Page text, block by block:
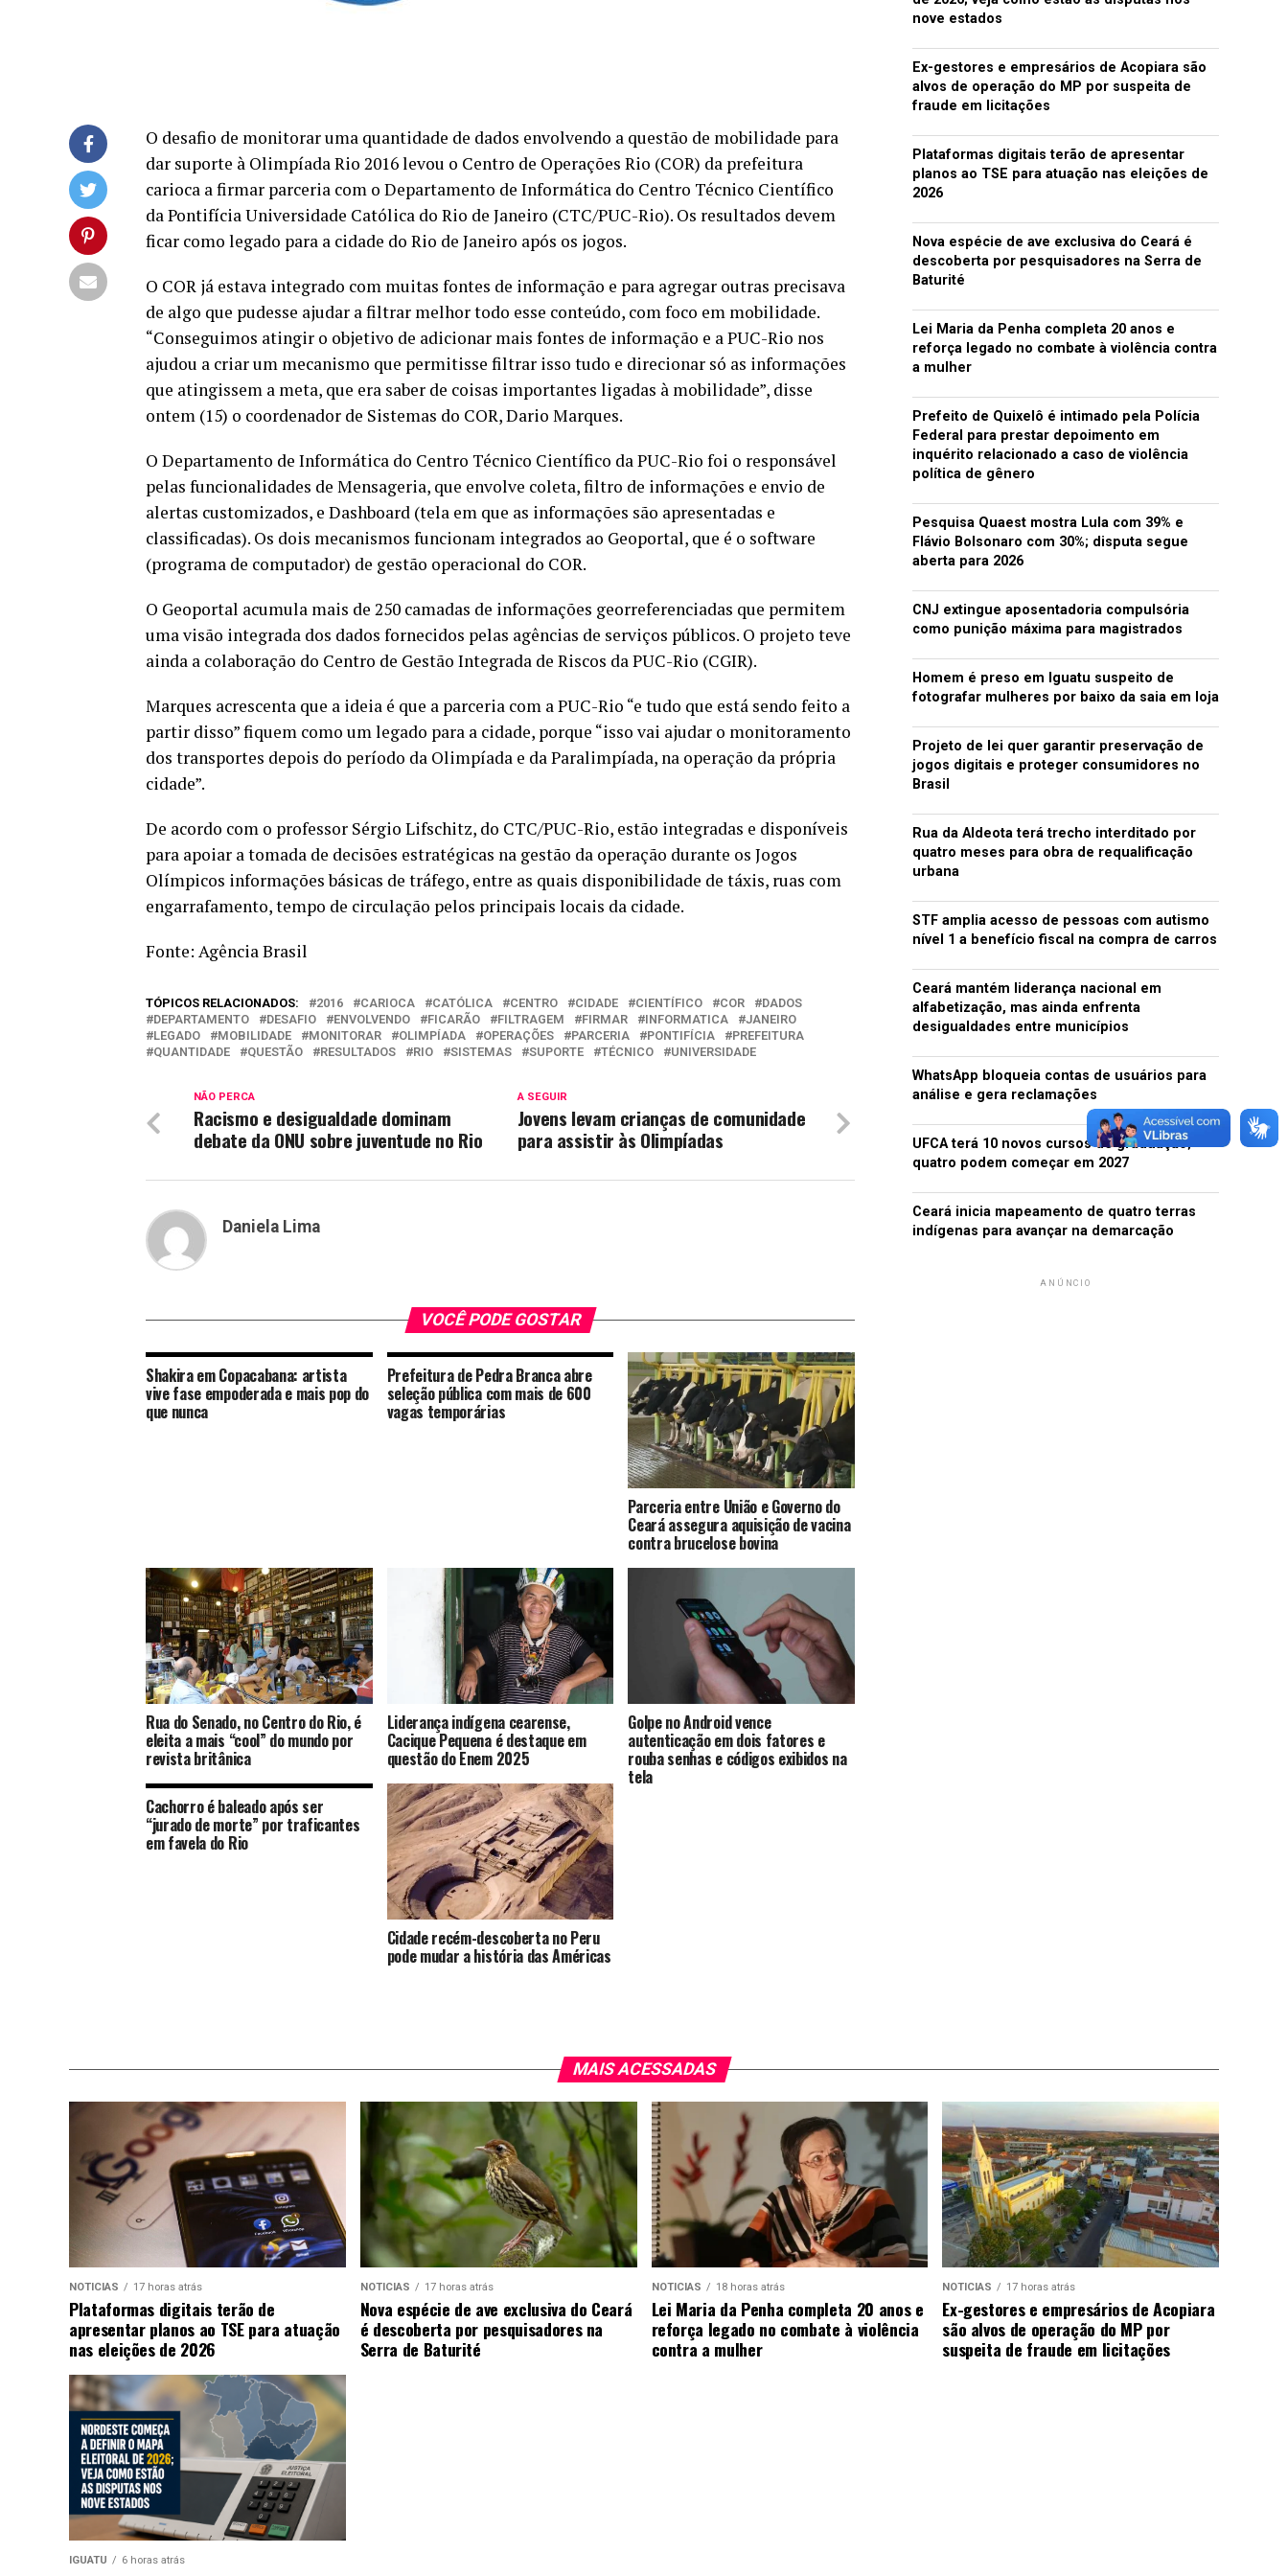
O desafio de monitorar uma quantidade de dados envolvendo a questão de mobilidade para
dar suporte à Olimpíada Rio 2016 levou o Centro de Operações Rio (COR) da prefeitura
carioca a firmar parceria com o Departamento de Informática do Centro Técnico Científico
da Pontifícia Universidade Católica do Rio de Janeiro (CTC/PUC-Rio). Os resultados devem
ficar como legado para a cidade do Rio de Janeiro após os jogos.
O COR já estava integrado com muitas fontes de informação e para agregar outras precisava
de algo que pudesse ajudar a filtrar melhor todo esse conteúdo, com foco em mobilidade.
“Conseguimos atingir o objetivo de adicionar mais fontes de informação e a PUC-Rio nos
ajudou a criar um mecanismo que permitisse filtrar isso tudo e direcionar só as informações
que atingissem a meta, que era saber de coisas importantes ligadas à mobilidade”, disse
ontem (15) o coordenador de Sistemas do COR, Dario Marques.
O Departamento de Informática do Centro Técnico Científico da PUC-Rio foi o responsável
pelas funcionalidades de Mensageria, que envolve coleta, filtro de informações e envio de
alertas customizados, e Dashboard (tela em que as informações são apresentadas e
classificadas). Os dois mecanismos funcionam integrados ao Geoportal, que é o software
(programa de computador) de gestão operacional do COR.
O Geoportal acumula mais de 250 camadas de informações georreferenciadas que permitem
uma visão integrada dos dados fornecidos pelas agências de serviços públicos. O projeto teve
ainda a colaboração do Centro de Gestão Integrada de Riscos da PUC-Rio (CGIR).
Marques acrescenta que a ideia é que a parceria com a PUC-Rio “e tudo que está sendo feito a
partir disso” fiquem como um legado para a cidade, porque “isso vai ajudar o monitoramento
dos transportes depois do período da Olimpíada e da Paralimpíada, na operação da própria
cidade”.
De acordo com o professor Sérgio Lifschitz, do CTC/PUC-Rio, estão integradas e disponíveis
para apoiar a tomada de decisões estratégicas na gestão da operação durante os Jogos
Olímpicos informações básicas de tráfego, entre as quais disponibilidade de táxis, ruas com
engarrafamento, tempo de circulação pelos principais locais da cidade.
Fonte: Agência Brasil
TÓPICOS RELACIONADOS: 2016 CARIOCA CATÓLICA CENTRO CIDADE CIENTÍFICO COR
DADOS
DEPARTAMENTO
DESAFIO ENVOLVENDO FICARÃO FILTRAGEM FIRMAR INFORMATICA
JANEIRO
LEGADO
MOBILIDADE MONITORAR OLIMPÍADA OPERAÇÕES PARCERIA PONTIFÍCIA
PREFEITURA
QUANTIDADE
QUESTÃO RESULTADOS RIO SISTEMAS SUPORTE TÉCNICO UNIVERSIDADE
A SEGUIR
Jovens levam crianças de comunidade
para assistir às Olimpíadas
NÃO PERCA
Racismo e desigualdade dominam
debate da ONU sobre juventude no Rio
Daniela Lima
VOCÊ PODE GOSTAR
Shakira em Copacabana: artista
vive fase empoderada e mais pop do
que nunca
Prefeitura de Pedra Branca abre
seleção pública com mais de 600
vagas temporárias
Parceria entre União e Governo do
Ceará assegura aquisição de vacina
contra brucelose bovina
Rua do Senado, no Centro do Rio, é
eleita a mais “cool” do mundo por
revista britânica
Liderança indígena cearense,
Cacique Pequena é destaque em
questão do Enem 2025
Golpe no Android vence
autenticação em dois fatores e
rouba senhas e códigos exibidos na
tela
Cachorro é baleado após ser
“jurado de morte” por traficantes
em favela do Rio
Cidade recém-descoberta no Peru
pode mudar a história das Américas
nove estados
Ex-gestores e empresários de Acopiara são
alvos de operação do MP por suspeita de
fraude em licitações
Plataformas digitais terão de apresentar
planos ao TSE para atuação nas eleições de
2026
Nova espécie de ave exclusiva do Ceará é
descoberta por pesquisadores na Serra de
Baturité
Lei Maria da Penha completa 20 anos e
reforça legado no combate à violência contra
a mulher
Prefeito de Quixelô é intimado pela Polícia
Federal para prestar depoimento em
inquérito relacionado a caso de violência
política de gênero
Pesquisa Quaest mostra Lula com 39% e
Flávio Bolsonaro com 30%; disputa segue
aberta para 2026
CNJ extingue aposentadoria compulsória
como punição máxima para magistrados
Homem é preso em Iguatu suspeito de
fotografar mulheres por baixo da saia em loja
Projeto de lei quer garantir preservação de
jogos digitais e proteger consumidores no
Brasil
Rua da Aldeota terá trecho interditado por
quatro meses para obra de requalificação
urbana
STF amplia acesso de pessoas com autismo
nível 1 a benefício fiscal na compra de carros
Ceará mantém liderança nacional em
alfabetização, mas ainda enfrenta
desigualdades entre municípios
WhatsApp bloqueia contas de usuários para
análise e gera reclamações
UFCA terá 10 novos cursos de graduação;
quatro podem começar em 2027
Ceará inicia mapeamento de quatro terras
indígenas para avançar na demarcação
ANÚNCIO
MAIS ACESSADAS
NOTICIAS 17 horas atrás
Plataformas digitais terão de
apresentar planos ao TSE para atuação
nas eleições de 2026
NOTICIAS 17 horas atrás
Nova espécie de ave exclusiva do Ceará
é descoberta por pesquisadores na
Serra de Baturité
NOTICIAS 18 horas atrás
Lei Maria da Penha completa 20 anos e
reforça legado no combate à violência
contra a mulher
NOTICIAS 17 horas atrás
Ex-gestores e empresários de Acopiara
são alvos de operação do MP por
suspeita de fraude em licitações
IGUATU 6 horas atrás